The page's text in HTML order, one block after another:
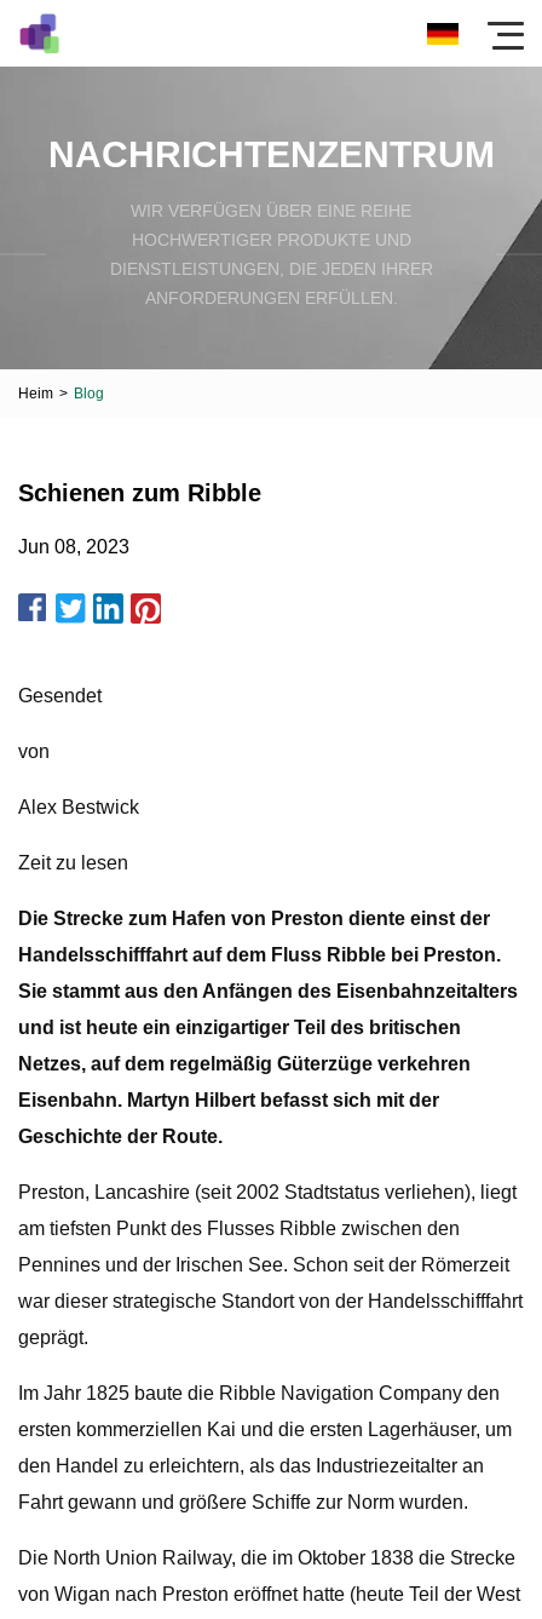
NACHRICHTENZENTRUM
WIR VERFÜGEN ÜBER EINE REIHE
HOCHWERTIGER PRODUKTE UND
DIENSTLEISTUNGEN, DIE JEDEN IHRER
ANFORDERUNGEN ERFÜLLEN.
Heim > Blog
Schienen zum Ribble
Jun 08, 2023
Gesendet
von
Alex Bestwick
Zeit zu lesen
Die Strecke zum Hafen von Preston diente einst der
Handelsschifffahrt auf dem Fluss Ribble bei Preston.
Sie stammt aus den Anfängen des Eisenbahnzeitalters
und ist heute ein einzigartiger Teil des britischen
Netzes, auf dem regelmäßig Güterzüge verkehren
Eisenbahn. Martyn Hilbert befasst sich mit der
Geschichte der Route.
Preston, Lancashire (seit 2002 Stadtstatus verliehen), liegt
am tiefsten Punkt des Flusses Ribble zwischen den
Pennines und der Irischen See. Schon seit der Römerzeit
war dieser strategische Standort von der Handelsschifffahrt
geprägt.
Im Jahr 1825 baute die Ribble Navigation Company den
ersten kommerziellen Kai und die ersten Lagerhäuser, um
den Handel zu erleichtern, als das Industriezeitalter an
Fahrt gewann und größere Schiffe zur Norm wurden.
Die North Union Railway, die im Oktober 1838 die Strecke
von Wigan nach Preston eröffnet hatte (heute Teil der West